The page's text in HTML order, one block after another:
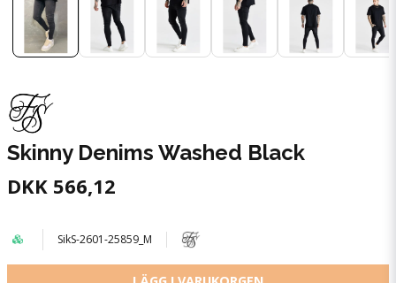
Skinny Denims Washed Black
DKK 566,12
SikS-2601-25859_M